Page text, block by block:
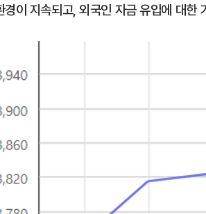
경이 지속되고, 외국인 자금 유입에 대한